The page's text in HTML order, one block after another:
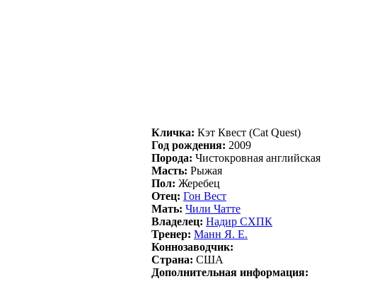
Кличка: Кэт Квeст (Cat Quest)
Год рождения: 2009
Порода: Чистокровная английская
Масть: Рыжая
Пол: Жеребец
Отец: Гон Becт
Мать: Чили Чaттe
Владелец: Hадиp CХПК
Тренер: Мaнн Я. Е.
Коннозаводчик:
Страна: США
Дополнительная информация: